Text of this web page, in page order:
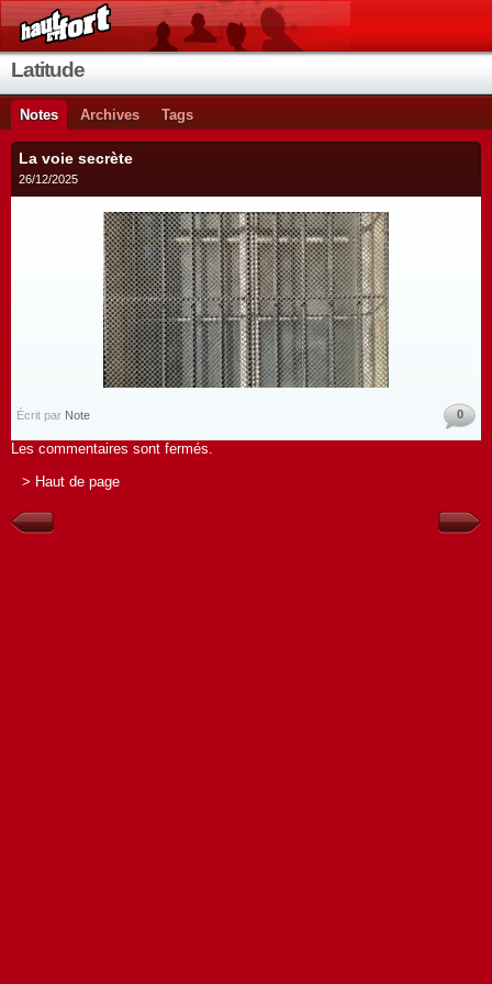
Latitude
Notes Archives Tags
La voie secrète
26/12/2025
Écrit par Note 0
Les commentaires sont fermés.
> Haut de page